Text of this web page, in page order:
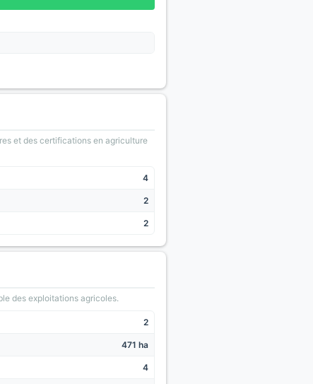
et des certifications en agriculture
4
2
2
des exploitations agricoles.
2
471 ha
4